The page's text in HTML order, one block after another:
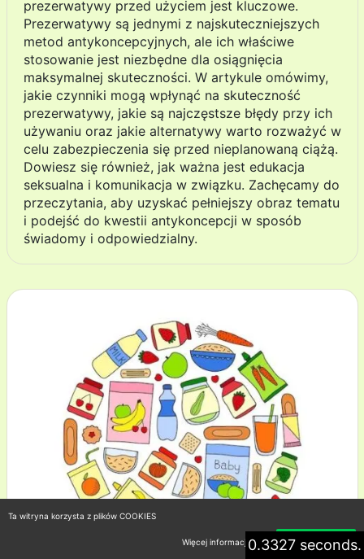
prezerwatywy przed użyciem jest kluczowe.
Prezerwatywy są jednymi z najskuteczniejszych
metod antykoncepcyjnych, ale ich właściwe
stosowanie jest niezbędne dla osiągnięcia
maksymalnej skuteczności. W artykule omówimy,
jakie czynniki mogą wpłynąć na skuteczność
prezerwatywy, jakie są najczęstsze błędy przy ich
używaniu oraz jakie alternatywy warto rozważyć w
celu zabezpieczenia się przed nieplanowaną ciążą.
Dowiesz się również, jak ważna jest edukacja
seksualna i komunikacja w związku. Zachęcamy do
przeczytania, aby uzyskać pełniejszy obraz tematu
i podejść do kwestii antykoncepcji w sposób
świadomy i odpowiedzialny.
0.3327 seconds.
Ta witryna korzysta z plików COOKIES
Więcej informacji Akceptuję